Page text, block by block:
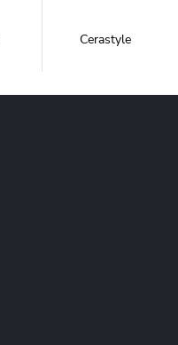
Cerastyle